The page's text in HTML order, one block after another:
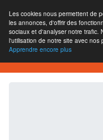
Les cookies nous permettent de
les annonces, d'offrir des
sociaux et d'analyser notre trafic.
l'utilisation de notre site avec nos
Apprendre encore plus
XBOXTURK